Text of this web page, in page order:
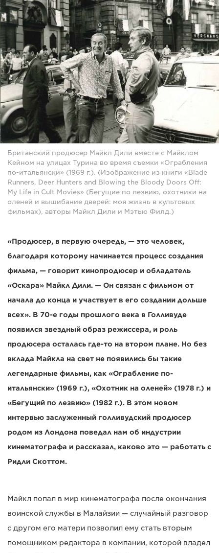
Британский продюсер Майкл Дили вместе с Майклом
Кейном на улицах Турина во время съемки «Ограбления
по-итальянски» (1969 г.). (Изображение из книги «Blade
Runners, Deer Hunters and Blowing the Bloody Doors Off:
My Life in Cult Movies» (Бегущие по лезвию, охотники на
оленей и вышибание дверей: моя жизнь в культовых
фильмах), авторы Майкл Дили и Мэтью Филд.)
«Продюсер, в первую очередь, — это человек,
благодаря которому начинается процесс создания
фильма, — говорит кинопродюсер и обладатель
«Оскара» Майкл Дили. — Он связан с фильмом от
начала до конца и участвует в его создании дольше
всех». В 70-е годы прошлого века в Голливуде
появился звездный образ режиссера, и роль
продюсера осталась где-то на втором плане. Но без
вклада Майкла на свет не появились бы такие
легендарные фильмы, как «Ограбление по-
итальянски» (1969 г.), «Охотник на оленей» (1978 г.) и
«Бегущий по лезвию» (1982 г.). В этом новом
интервью заслуженный голливудский продюсер
родом из Лондона поведал нам об индустрии
кинематографа и рассказал, каково это — работать с
Ридли Скоттом.
Майкл попал в мир кинематографа после окончания
воинской службы в Малайзии — случайный разговор
с другом его матери позволил ему стать вторым
помощником редактора в компании, которой владел